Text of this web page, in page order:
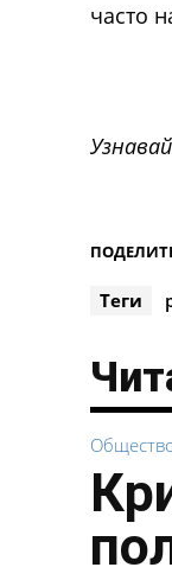
часто
Теги